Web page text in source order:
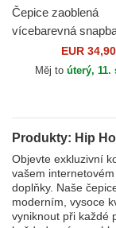
Čepice zaoblená
vícebarevná
Boy BIGB Hip Hop
Capslab
EUR 34,90
Měj to úterý, 11.
Produkty: Hip
Objevte exkluzivní
vašem
doplňky. Naše
moderním, vysoce
vyniknout při každé